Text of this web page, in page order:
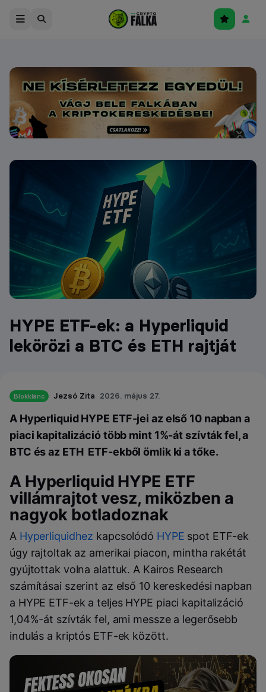
HYPE ETF-ek: a Hyperliquid
lekörözi a BTC és ETH rajtját
Blokklánc Jezsó Zita 2026. május 27.
A Hyperliquid HYPE ETF-jei az első 10 napban a
piaci kapitalizáció több mint 1%-át szívták fel, a
BTC és az ETH ETF-ekből ömlik ki a tőke.
A Hyperliquid HYPE ETF
villámrajtot vesz, miközben a
nagyok botladoznak
A Hyperliquidhez kapcsolódó HYPE spot ETF-ek
úgy rajtoltak az amerikai piacon, mintha rakétát
gyújtottak volna alattuk. A Kairos Research
számításai szerint az első 10 kereskedési napban
a HYPE ETF-ek a teljes HYPE piaci kapitalizáció
1,04%-át szívták fel, ami messze a legerősebb
indulás a kriptós ETF-ek között.